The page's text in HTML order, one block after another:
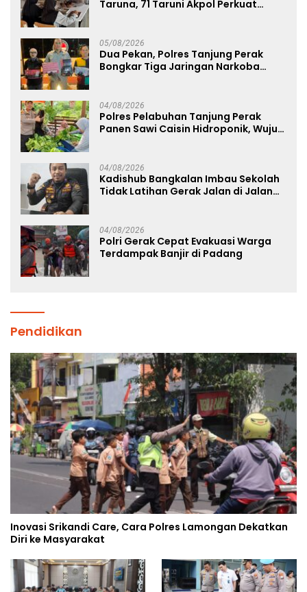
Taruna, 71 Taruni Akpol Perkuat
05/08/2026
Dua Pekan, Polres Tanjung Perak
Bongkar Tiga Jaringan Narkoba
04/08/2026
Polres Pelabuhan Tanjung Perak
Panen Sawi Caisin Hidroponik, Wujud
04/08/2026
Kadishub Bangkalan Imbau Sekolah
Tidak Latihan Gerak Jalan di Jalan
04/08/2026
Polri Gerak Cepat Evakuasi Warga
Terdampak Banjir di Padang
Pendidikan
Inovasi Srikandi Care, Cara Polres Lamongan Dekatkan
Diri ke Masyarakat